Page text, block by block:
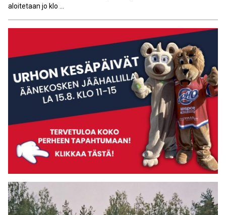
aloitetaan jo klo ...